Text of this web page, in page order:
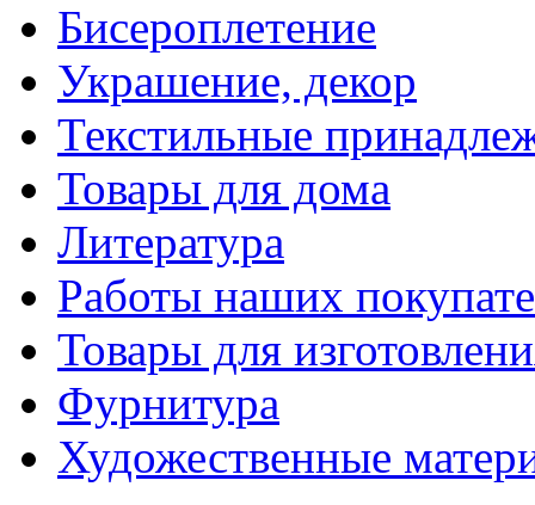
Бисероплетение
Украшение, декор
Текстильные
Товары для дома
Литература
Работы наших
Товары для
Фурнитура
Художественные